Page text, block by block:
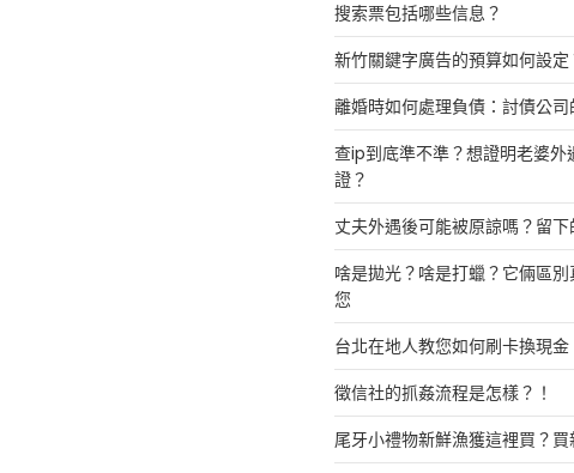
搜索票包括哪些信息？
新竹關鍵字廣告的預算如何設定
離婚時如何處理負債：討債公
查ip到底準不準？想證明老婆
證？
丈夫外遇後可能被原諒嗎？留
啥是拋光？啥是打蠟？它倆區
您
台北在地人教您如何刷卡換現金
徵信社的抓姦流程是怎樣？！
尾牙小禮物新鮮漁獲這裡買？